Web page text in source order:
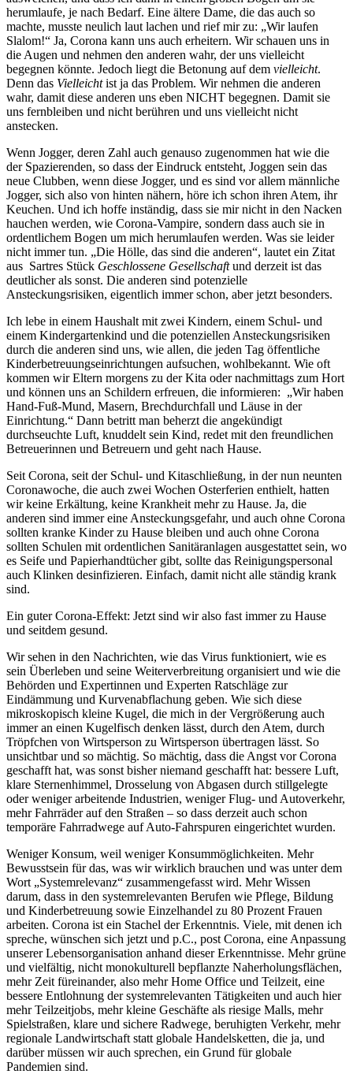
herumlaufe, je nach Bedarf. Eine ältere Dame, die das auch so
machte, musste neulich laut lachen und rief mir zu: „Wir laufen
Slalom!“ Ja, Corona kann uns auch erheitern. Wir schauen uns in
die Augen und nehmen den anderen wahr, der uns vielleicht
begegnen könnte. Jedoch liegt die Betonung auf dem vielleicht.
Denn das Vielleichtist ja das Problem. Wir nehmen die anderen
wahr, damit diese anderen uns eben NICHT begegnen. Damit sie
uns fernbleiben und nicht berühren und uns vielleicht nicht
anstecken.
Wenn Jogger, deren Zahl auch genauso zugenommen hat wie die
der Spazierenden, so dass der Eindruck entsteht, Joggen sein das
neue Clubben, wenn diese Jogger, und es sind vor allem männliche
Jogger, sich also von hinten nähern, höre ich schon ihren Atem, ihr
Keuchen. Und ich hoffe inständig, dass sie mir nicht in den Nacken
hauchen werden, wie Corona-Vampire, sondern dass auch sie in
ordentlichem Bogen um mich herumlaufen werden. Was sie leider
nicht immer tun. „Die Hölle, das sind die anderen“, lautet ein Zitat
aus Sartres Stück Geschlossene Gesellschaftund derzeit ist das
deutlicher als sonst. Die anderen sind potenzielle
Ansteckungsrisiken, eigentlich immer schon, aber jetzt besonders.
Ich lebe in einem Haushalt mit zwei Kindern, einem Schul- und
einem Kindergartenkind und die potenziellen Ansteckungsrisiken
durch die anderen sind uns, wie allen, die jeden Tag öffentliche
Kinderbetreuungseinrichtungen aufsuchen, wohlbekannt. Wie oft
kommen wir Eltern morgens zu der Kita oder nachmittags zum Hort
und können uns an Schildern erfreuen, die informieren: „Wir haben
Hand-Fuß-Mund, Masern, Brechdurchfall und Läuse in der
Einrichtung.“ Dann betritt man beherzt die angekündigt
durchseuchte Luft, knuddelt sein Kind, redet mit den freundlichen
Betreuerinnen und Betreuern und geht nach Hause.
Seit Corona, seit der Schul- und Kitaschließung, in der nun neunten
Coronawoche, die auch zwei Wochen Osterferien enthielt, hatten
wir keine Erkältung, keine Krankheit mehr zu Hause. Ja, die
anderen sind immer eine Ansteckungsgefahr, und auch ohne Corona
sollten kranke Kinder zu Hause bleiben und auch ohne Corona
sollten Schulen mit ordentlichen Sanitäranlagen ausgestattet sein, wo
es Seife und Papierhandtücher gibt, sollte das Reinigungspersonal
auch Klinken desinfizieren. Einfach, damit nicht alle ständig krank
sind.
Ein guter Corona-Effekt: Jetzt sind wir also fast immer zu Hause
und seitdem gesund.
Wir sehen in den Nachrichten, wie das Virus funktioniert, wie es
sein Überleben und seine Weiterverbreitung organisiert und wie die
Behörden und Expertinnen und Experten Ratschläge zur
Eindämmung und Kurvenabflachung geben. Wie sich diese
mikroskopisch kleine Kugel, die mich in der Vergrößerung auch
immer an einen Kugelfisch denken lässt, durch den Atem, durch
Tröpfchen von Wirtsperson zu Wirtsperson übertragen lässt. So
unsichtbar und so mächtig. So mächtig, dass die Angst vor Corona
geschafft hat, was sonst bisher niemand geschafft hat: bessere Luft,
klare Sternenhimmel, Drosselung von Abgasen durch stillgelegte
oder weniger arbeitende Industrien, weniger Flug- und Autoverkehr,
mehr Fahrräder auf den Straßen – so dass derzeit auch schon
temporäre Fahrradwege auf Auto-Fahrspuren eingerichtet wurden.
Weniger Konsum, weil weniger Konsummöglichkeiten. Mehr
Bewusstsein für das, was wir wirklich brauchen und was unter dem
Wort „Systemrelevanz“ zusammengefasst wird. Mehr Wissen
darum, dass in den systemrelevanten Berufen wie Pflege, Bildung
und Kinderbetreuung sowie Einzelhandel zu 80 Prozent Frauen
arbeiten. Corona ist ein Stachel der Erkenntnis. Viele, mit denen ich
spreche, wünschen sich jetzt und p.C., post Corona, eine Anpassung
unserer Lebensorganisation anhand dieser Erkenntnisse. Mehr grüne
und vielfältig, nicht monokulturell bepflanzte Naherholungsflächen,
mehr Zeit füreinander, also mehr Home Office und Teilzeit, eine
bessere Entlohnung der systemrelevanten Tätigkeiten und auch hier
mehr Teilzeitjobs, mehr kleine Geschäfte als riesige Malls, mehr
Spielstraßen, klare und sichere Radwege, beruhigten Verkehr, mehr
regionale Landwirtschaft statt globale Handelsketten, die ja, und
darüber müssen wir auch sprechen, ein Grund für globale
Pandemien sind.